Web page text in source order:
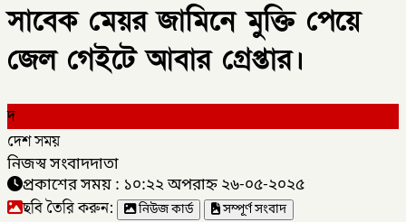
সাবেক মেয়র জামিনে মুক্তি পেয়ে
জেল গেইটে আবার গ্রেপ্তার।
দ
দেশ সময়
নিজস্ব সংবাদদাতা
প্রকাশের সময় : ১০:২২ অপরাহ্ন ২৬-০৫-২০২৫
ছবি তৈরি করুন: নিউজ কার্ড
সম্পূর্ণ সংবাদ